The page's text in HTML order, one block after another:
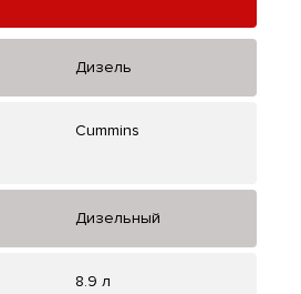
Дизель
Cummins
Дизельный
8.9 л